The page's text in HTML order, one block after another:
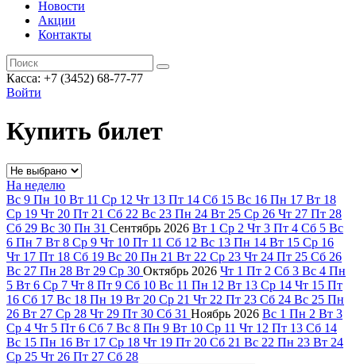
Новости
Акции
Контакты
Касса: +7 (3452) 68-77-77
Войти
Купить билет
На неделю
Вс 9 Пн 10 Вт 11 Ср 12 Чт 13 Пт 14 Сб 15 Вс 16 Пн 17 Вт 18
Ср 19 Чт 20 Пт 21 Сб 22 Вс 23 Пн 24 Вт 25 Ср 26 Чт 27 Пт 28
Сб 29 Вс 30 Пн 31 Сентябрь 2026 Вт 1 Ср 2 Чт 3 Пт 4 Сб 5 Вс
6 Пн 7 Вт 8 Ср 9 Чт 10 Пт 11 Сб 12 Вс 13 Пн 14 Вт 15 Ср 16
Чт 17 Пт 18 Сб 19 Вс 20 Пн 21 Вт 22 Ср 23 Чт 24 Пт 25 Сб 26
Вс 27 Пн 28 Вт 29 Ср 30 Октябрь 2026 Чт 1 Пт 2 Сб 3 Вс 4 Пн
5 Вт 6 Ср 7 Чт 8 Пт 9 Сб 10 Вс 11 Пн 12 Вт 13 Ср 14 Чт 15 Пт
16 Сб 17 Вс 18 Пн 19 Вт 20 Ср 21 Чт 22 Пт 23 Сб 24 Вс 25 Пн
26 Вт 27 Ср 28 Чт 29 Пт 30 Сб 31 Ноябрь 2026 Вс 1 Пн 2 Вт 3
Ср 4 Чт 5 Пт 6 Сб 7 Вс 8 Пн 9 Вт 10 Ср 11 Чт 12 Пт 13 Сб 14
Вс 15 Пн 16 Вт 17 Ср 18 Чт 19 Пт 20 Сб 21 Вс 22 Пн 23 Вт 24
Ср 25 Чт 26 Пт 27 Сб 28